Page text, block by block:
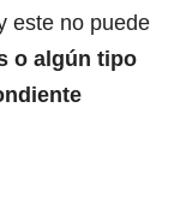
este no puede
o algún tipo